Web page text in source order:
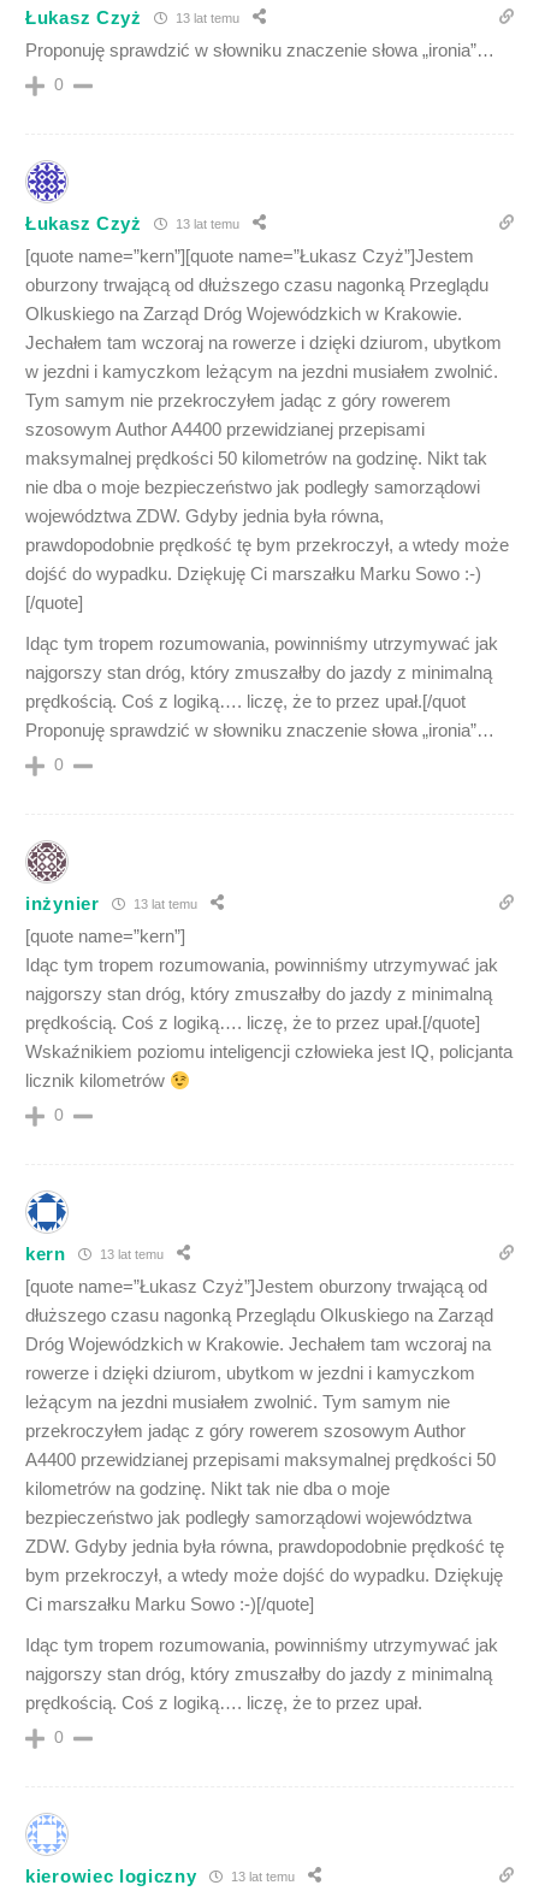
Łukasz Czyż 13 lat temu
Proponuję sprawdzić w słowniku znaczenie słowa „ironia”…
0
Łukasz Czyż 13 lat temu
[quote name=”kern”][quote name=”Łukasz Czyż”]Jestem
oburzony trwającą od dłuższego czasu nagonką Przeglądu
Olkuskiego na Zarząd Dróg Wojewódzkich w Krakowie.
Jechałem tam wczoraj na rowerze i dzięki dziurom, ubytkom
w jezdni i kamyczkom leżącym na jezdni musiałem zwolnić.
Tym samym nie przekroczyłem jadąc z góry rowerem
szosowym Author A4400 przewidzianej przepisami
maksymalnej prędkości 50 kilometrów na godzinę. Nikt tak
nie dba o moje bezpieczeństwo jak podległy samorządowi
województwa ZDW. Gdyby jednia była równa,
prawdopodobnie prędkość tę bym przekroczył, a wtedy może
dojść do wypadku. Dziękuję Ci marszałku Marku Sowo :-)
[/quote]
Idąc tym tropem rozumowania, powinniśmy utrzymywać jak
najgorszy stan dróg, który zmuszałby do jazdy z minimalną
prędkością. Coś z logiką…. liczę, że to przez upał.[/quot
Proponuję sprawdzić w słowniku znaczenie słowa „ironia”…
0
inżynier 13 lat temu
[quote name=”kern”]
Idąc tym tropem rozumowania, powinniśmy utrzymywać jak
najgorszy stan dróg, który zmuszałby do jazdy z minimalną
prędkością. Coś z logiką…. liczę, że to przez upał.[/quote]
Wskaźnikiem poziomu inteligencji człowieka jest IQ, policjanta
licznik kilometrów
0
kern 13 lat temu
[quote name=”Łukasz Czyż”]Jestem oburzony trwającą od
dłuższego czasu nagonką Przeglądu Olkuskiego na Zarząd
Dróg Wojewódzkich w Krakowie. Jechałem tam wczoraj na
rowerze i dzięki dziurom, ubytkom w jezdni i kamyczkom
leżącym na jezdni musiałem zwolnić. Tym samym nie
przekroczyłem jadąc z góry rowerem szosowym Author
A4400 przewidzianej przepisami maksymalnej prędkości 50
kilometrów na godzinę. Nikt tak nie dba o moje
bezpieczeństwo jak podległy samorządowi województwa
ZDW. Gdyby jednia była równa, prawdopodobnie prędkość tę
bym przekroczył, a wtedy może dojść do wypadku. Dziękuję
Ci marszałku Marku Sowo :-)[/quote]
Idąc tym tropem rozumowania, powinniśmy utrzymywać jak
najgorszy stan dróg, który zmuszałby do jazdy z minimalną
prędkością. Coś z logiką…. liczę, że to przez upał.
0
kierowiec logiczny 13 lat temu